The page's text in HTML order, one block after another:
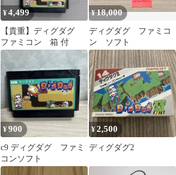
¥4,499
【貴重】ディグダグ
ファミコン 箱 付
¥18,000
ディグダグ ファミコ
ン ソフト
¥900
c9 ディグダグ ファミ
コンソフト
¥2,500
ディグダグ2